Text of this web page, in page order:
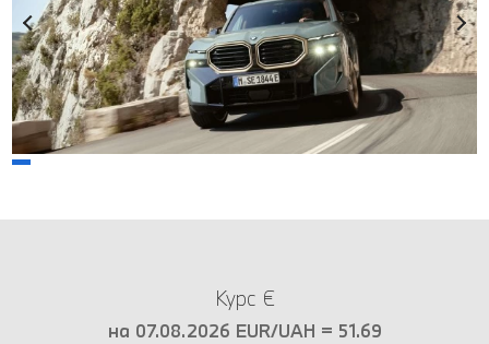
Курс €
на 07.08.2026 EUR/UAH = 51.69